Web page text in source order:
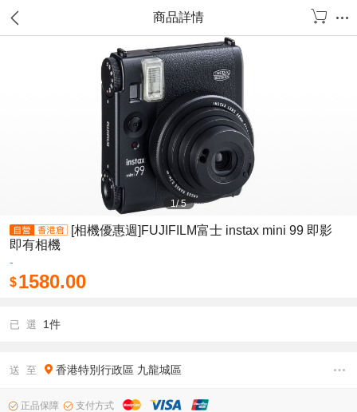
商品詳情
1/5
[相機優惠週]FUJIFILM富士 instax mini 99 即影
即有相機
-
$1580.00
已 選 1件
送 至 香港特別行政區 九龍城區
正品保障 支付方式